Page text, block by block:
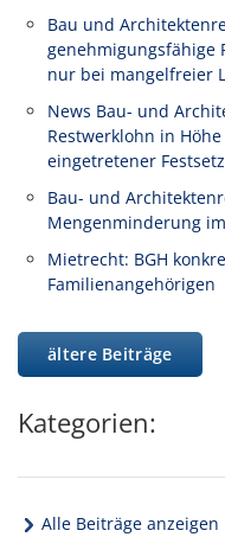
Bau und
genehmigungsfähige
nur bei mangelfreier
News Bau- und
Restwerklohn in
eingetretener
Bau- und
Mengenminderung
Mietrecht: BGH
Familienangehörigen
ältere Beiträge
Kategorien:
Alle Beiträge anzeigen